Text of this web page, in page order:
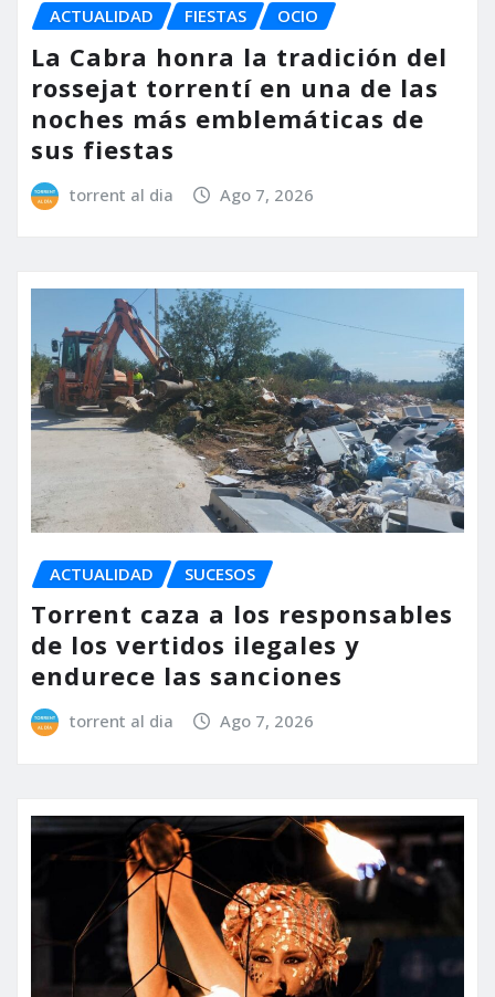
ACTUALIDAD FIESTAS OCIO
La Cabra honra la tradición del
rossejat torrentí en una de las
noches más emblemáticas de
sus fiestas
torrent al dia Ago 7, 2026
ACTUALIDAD SUCESOS
Torrent caza a los responsables
de los vertidos ilegales y
endurece las sanciones
torrent al dia Ago 7, 2026